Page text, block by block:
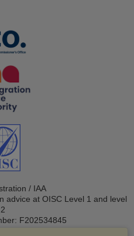
/ IAA
advice at OISC Level 1 and level
2
F202534845